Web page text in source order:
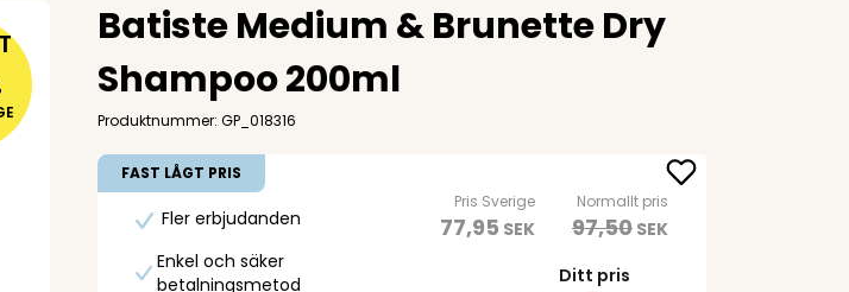
Batiste Medium & Brunette Dry
Shampoo 200ml
Produktnummer: GP_018316
FAST LÅGT PRIS
Fler erbjudanden
Enkel och säker
betalningsmetod
Pris Sverige
77,95 SEK
Normallt pris
97,50 SEK
Ditt pris